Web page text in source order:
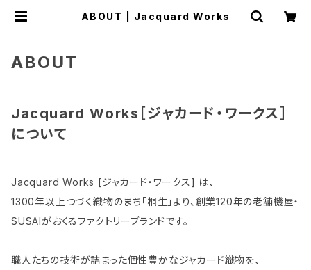
ABOUT | Jacquard Works
ABOUT
Jacquard Works［ジャカード・ワークス］
について
Jacquard Works [ジャカード・ワークス] は、
1300年以上つづく織物のまち「桐生」より、創業120年の老舗機屋・
SUSAIがおくるファクトリーブランドです。
職人たちの技術が詰まった個性豊かなジャカード織物を、